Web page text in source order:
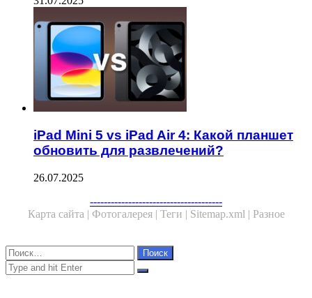
iPad Mini 5 vs iPad Air 4: Какой планшет
обновить для развлечений?
26.07.2025
--------------------------------------
Карта сайта | Фотогалерея | Теги | Sitemap.xml | Разное
Close
Найти:
Close
Search